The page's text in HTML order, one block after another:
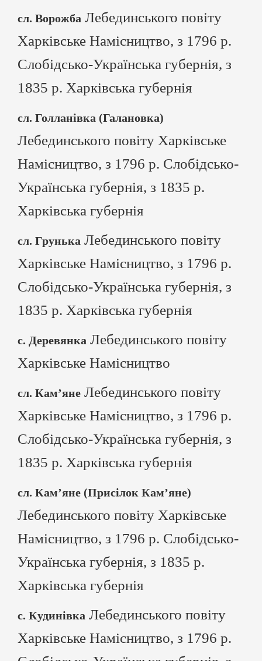
сл. Ворожба Лебединського повіту
Харківське Намісництво, з 1796 р.
Слобідсько-Українська губернія, з
1835 р. Харківська губернія
сл. Голланівка (Галановка)
Лебединського повіту Харківське
Намісництво, з 1796 р. Слобідсько-
Українська губернія, з 1835 р.
Харківська губернія
сл. Грунька Лебединського повіту
Харківське Намісництво, з 1796 р.
Слобідсько-Українська губернія, з
1835 р. Харківська губернія
с. Деревянка Лебединського повіту
Харківське Намісництво
сл. Кам’яне Лебединського повіту
Харківське Намісництво, з 1796 р.
Слобідсько-Українська губернія, з
1835 р. Харківська губернія
сл. Кам’яне (Присілок Кам’яне)
Лебединського повіту Харківське
Намісництво, з 1796 р. Слобідсько-
Українська губернія, з 1835 р.
Харківська губернія
с. Кудинівка Лебединського повіту
Харківське Намісництво, з 1796 р.